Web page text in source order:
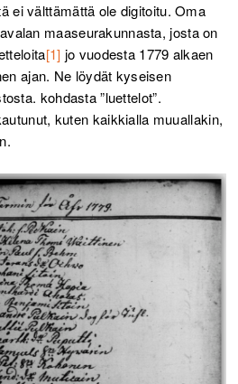
ei välttämättä ole digitoitu. Oma
maaseurakunnasta, josta on
[1] jo vuodesta 1779 alkaen
ajan. Ne löydät kyseisen
kohdasta ”luettelot”.
kuten kaikkialla muuallakin,